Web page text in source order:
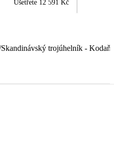
Ušetřete 12 591 Kč
Skandinávský trojúhelník -